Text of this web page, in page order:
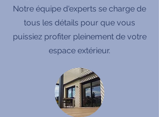
Notre équipe d'experts se charge de
tous les détails pour que vous
puissiez profiter pleinement de votre
espace extérieur.